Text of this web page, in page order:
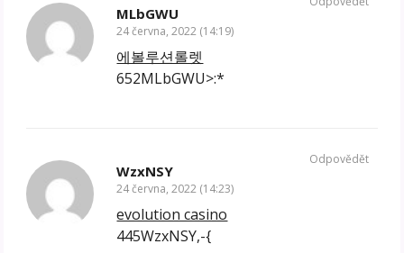
MLbGWU
24 června, 2022 (14:19)
에볼루션롤렛
652MLbGWU>:*
WzxNSY
24 června, 2022 (14:23)
evolution casino
445WzxNSY,-{
Odpovědět